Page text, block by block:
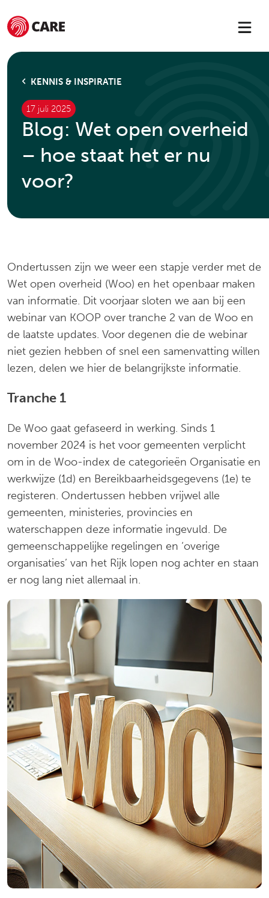
KENNIS & INSPIRATIE
17 juli 2025
Blog: Wet open overheid
– hoe staat het er nu
voor?
Ondertussen zijn we weer een stapje verder met de
Wet open overheid (Woo) en het openbaar maken
van informatie. Dit voorjaar sloten we aan bij een
webinar van KOOP over tranche 2 van de Woo en
de laatste updates. Voor degenen die de webinar
niet gezien hebben of snel een samenvatting willen
lezen, delen we hier de belangrijkste informatie.
Tranche 1
De Woo gaat gefaseerd in werking. Sinds 1
november 2024 is het voor gemeenten verplicht
om in de Woo-index de categorieën Organisatie en
werkwijze (1d) en Bereikbaarheidsgegevens (1e) te
registeren. Ondertussen hebben vrijwel alle
gemeenten, ministeries, provincies en
waterschappen deze informatie ingevuld. De
gemeenschappelijke regelingen en ‘overige
organisaties’ van het Rijk lopen nog achter en staan
er nog lang niet allemaal in.